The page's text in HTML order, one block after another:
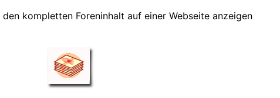
den kompletten Foreninhalt auf einer Webseite anzeigen